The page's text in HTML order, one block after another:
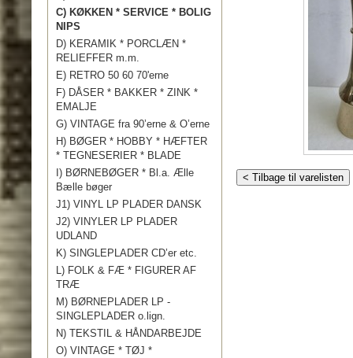
C) KØKKEN * SERVICE * BOLIG
NIPS
D) KERAMIK * PORCLÆN *
RELIEFFER m.m.
E) RETRO 50 60 70'erne
F) DÅSER * BAKKER * ZINK *
EMALJE
G) VINTAGE fra 90’erne & O’erne
H) BØGER * HOBBY * HÆFTER
* TEGNESERIER * BLADE
I) BØRNEBØGER * Bl.a. Ælle
Bælle bøger
J1) VINYL LP PLADER DANSK
J2) VINYLER LP PLADER
UDLAND
K) SINGLEPLADER CD’er etc.
L) FOLK & FÆ * FIGURER AF
TRÆ
M) BØRNEPLADER LP -
SINGLEPLADER o.lign.
N) TEKSTIL & HÅNDARBEJDE
O) VINTAGE * TØJ *
< Tilbage til varelisten